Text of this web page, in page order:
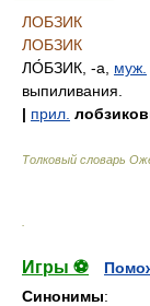
ЛОБЗИК
ЛОБЗИК
ЛО́БЗИК , -а, муж.
выпиливания.
| прил.
Толковый словарь
Игры ⚽
Синонимы: